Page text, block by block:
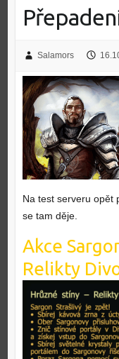
Salamors
Na test serveru opět
se tam děje.
Akce
Relikty